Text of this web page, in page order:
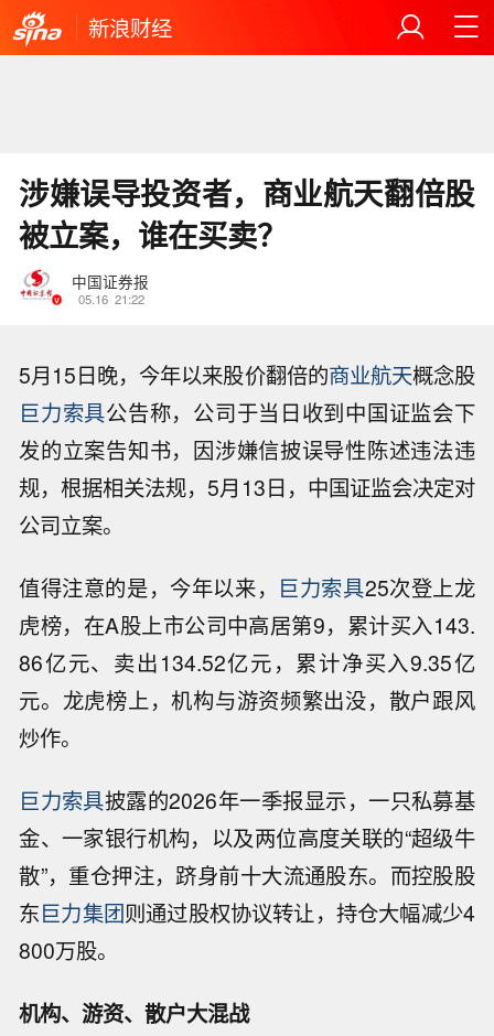
新浪财经
涉嫌误导投资者，商业航天翻倍股
被立案，谁在买卖？
中国证券报
05.16 21:22
5月15日晚，今年以来股价翻倍的商业航天概念股
巨力索具公告称，公司于当日收到中国证监会下
发的立案告知书，因涉嫌信披误导性陈述违法违
规，根据相关法规，5月13日，中国证监会决定对
公司立案。
值得注意的是，今年以来， 巨力索具25次登上龙
虎榜，在A股上市公司中高居第9，累计买入143.
86亿元、卖出134.52亿元，累计净买入9.35亿
元。龙虎榜上，机构与游资频繁出没，散户跟风
炒作。
巨力索具披露的2026年一季报显示，一只私募基
金、一家银行机构，以及两位高度关联的“超级牛
散”，重仓押注，跻身前十大流通股东。而控股股
东巨力集团则通过股权协议转让，持仓大幅减少4
800万股。
机构、游资、散户大混战